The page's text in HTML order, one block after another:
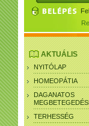
AKTUÁLIS
NYITÓLAP
HOMEOPÁTIA
DAGANATOS
TERHESSÉG